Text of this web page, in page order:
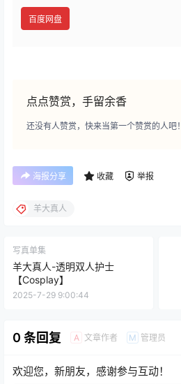
百度网盘
点点赞赏，手留余香
还没有人赞赏，快来当第一个赞赏的人吧！
海报分享 收藏 举报
羊大真人
写真单集
羊大真人-透明双人护士
【Cosplay】
2025-7-29 9:00:44
0 条回复 A 文章作者 M 管理员
欢迎您，新朋友，感谢参与互动！